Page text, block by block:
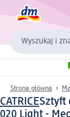
Wyszukaj i
Strona główna
CATRICESztyft
020 Light -